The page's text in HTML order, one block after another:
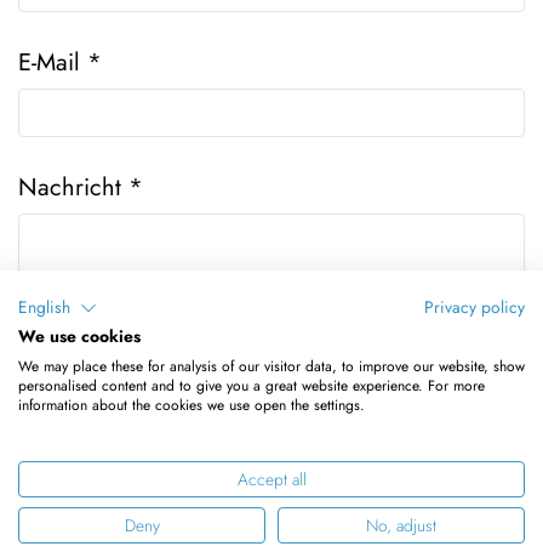
E-Mail *
Nachricht *
Datenschutzhinweis:Die eingegebenen Daten
werden ausschließlich zur Bearbeitung und
Beantwortung der Anfrage verarbeitet. Weitere
Informationen sind in derDatenschutzerklärungzu
finden.
English
Privacy policy
We use cookies
We may place these for analysis of our visitor data, to improve our website, show
personalised content and to give you a great website experience. For more
information about the cookies we use open the settings.
Accept all
Deny
No, adjust